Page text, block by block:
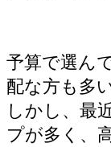
予算で選ん
配な方も多
しかし、最
プが多く、